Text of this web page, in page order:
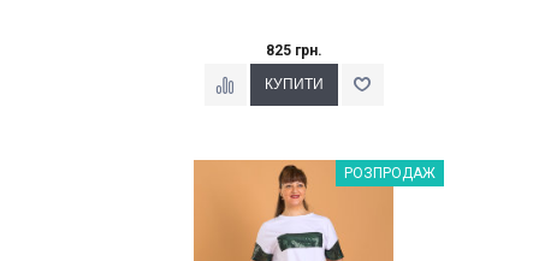
825 грн.
Наклейки Варіант з %РОЗПРОДАЖ